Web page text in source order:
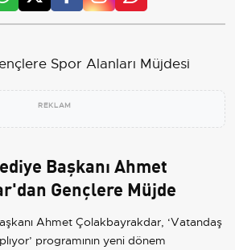
REKLAM
Başkanı Ahmet
Gençlere Müjde
Ahmet Çolakbayrakdar, ‘Vatandaş
programının yeni dönem